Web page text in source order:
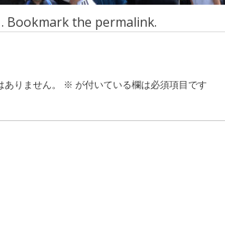
Bookmark the permalink.
りません。
※ が付いている欄は必須項目です